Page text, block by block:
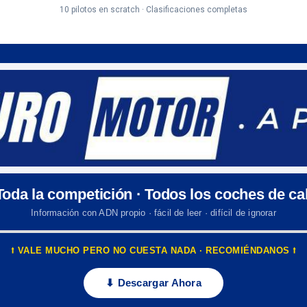
10 pilotos en scratch · Clasificaciones completas
la competición · Todos los coches de
Información con ADN propio · fácil de leer · difícil de ignorar
⭡ VALE MUCHO PERO NO CUESTA NADA · RECOMIÉNDANOS ⭡
⬇ Descargar Ahora